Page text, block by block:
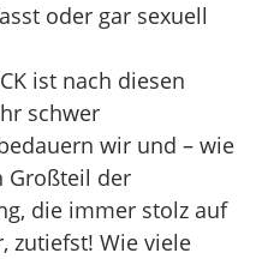
oder gar sexuell
ist nach diesen
schwer
wir und – wie
Großteil der
die immer stolz auf
zutiefst! Wie viele